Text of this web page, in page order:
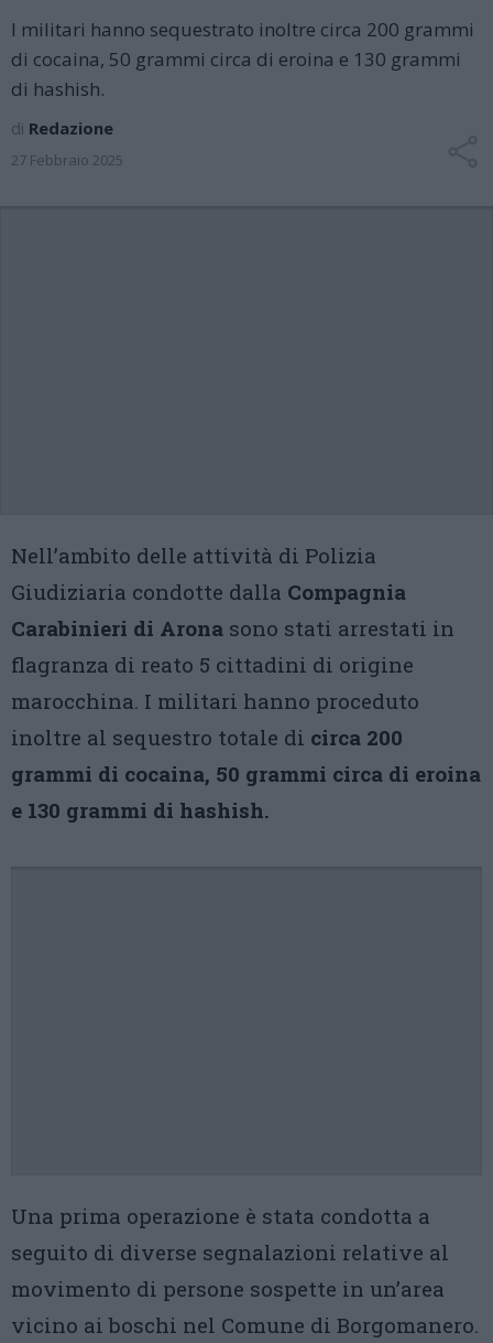
I militari hanno sequestrato inoltre circa 200 grammi
di cocaina, 50 grammi circa di eroina e 130 grammi
di hashish.
di Redazione
27 Febbraio 2025
Nell’ambito delle attività di Polizia
Giudiziaria condotte dalla Compagnia
Carabinieri di Arona sono stati arrestati in
flagranza di reato 5 cittadini di origine
marocchina. I militari hanno proceduto
inoltre al sequestro totale di circa 200
grammi di cocaina, 50 grammi circa di eroina
e 130 grammi di hashish.
Una prima operazione è stata condotta a
seguito di diverse segnalazioni relative al
movimento di persone sospette in un’area
vicino ai boschi nel Comune di Borgomanero.